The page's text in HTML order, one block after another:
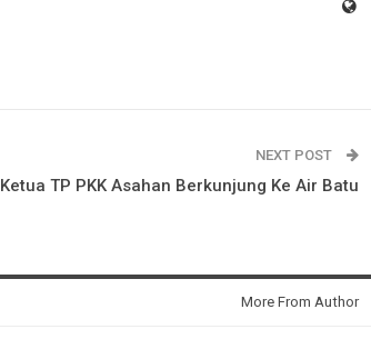
NEXT POST
Ketua TP PKK Asahan Berkunjung Ke Air Batu
More From Author